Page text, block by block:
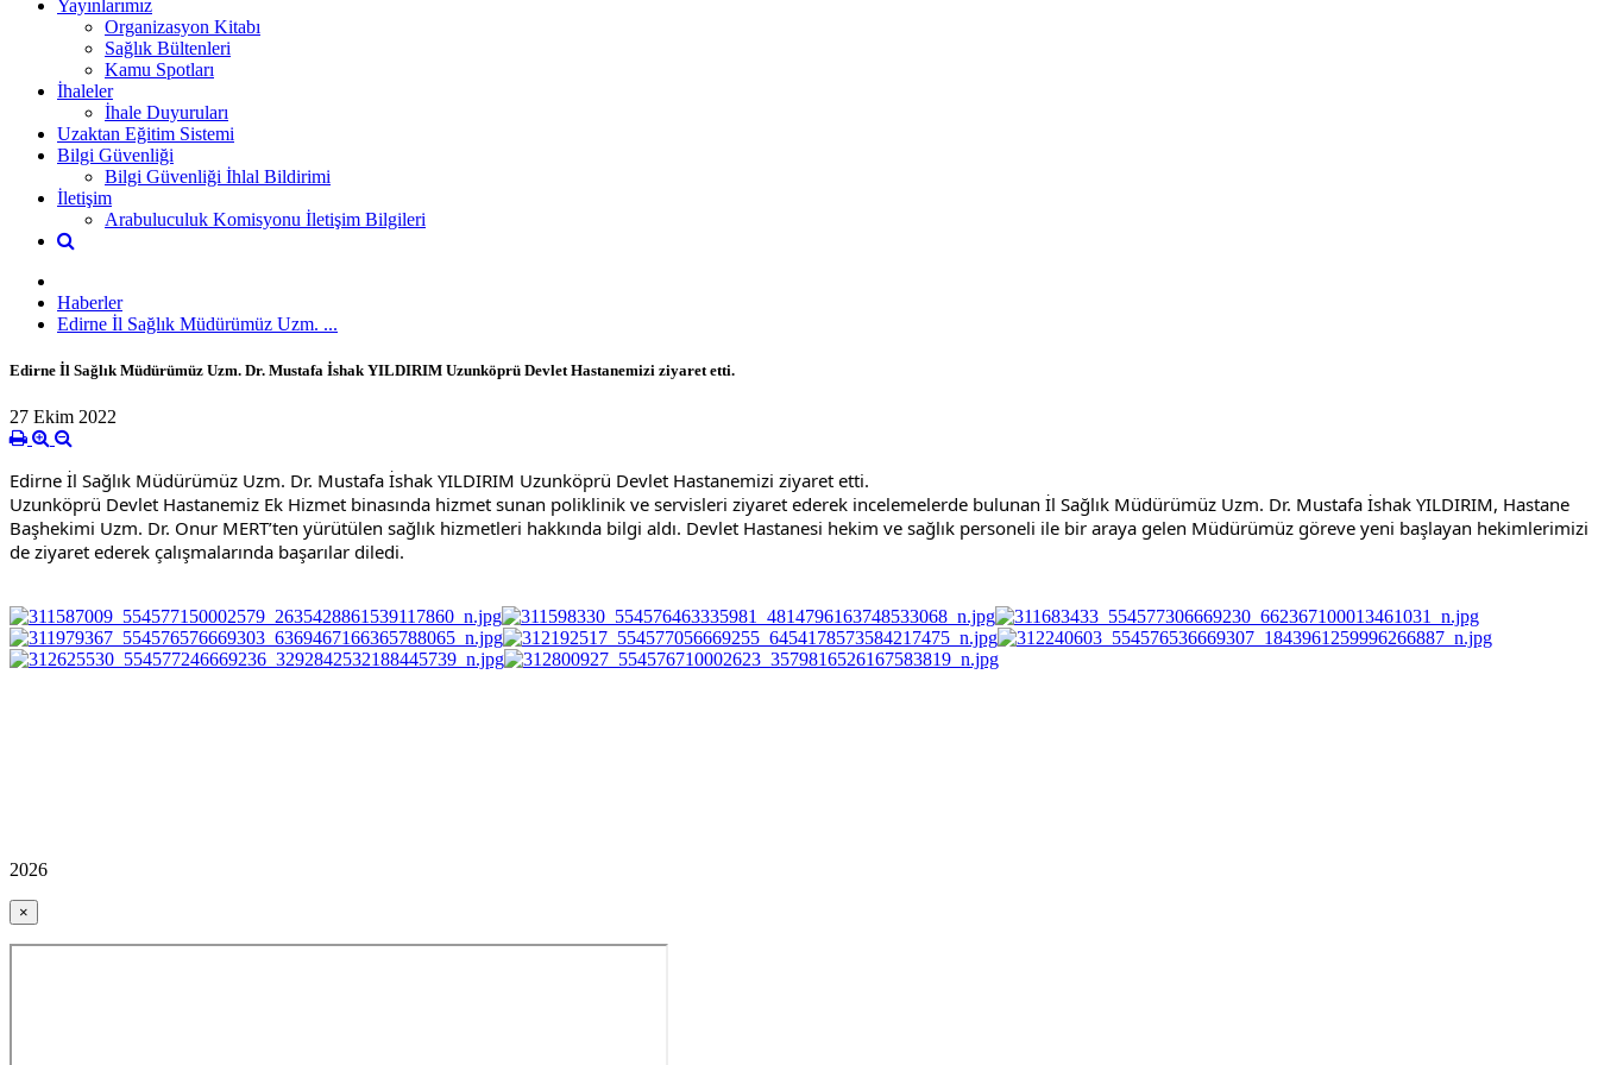
Yayınlarımız
Organizasyon Kitabı
Sağlık Bültenleri
Kamu Spotları
İhaleler
İhale Duyuruları
Uzaktan Eğitim Sistemi
Bilgi Güvenliği
Bilgi Güvenliği İhlal Bildirimi
İletişim
Arabuluculuk Komisyonu İletişim Bilgileri
Haberler
Edirne İl Sağlık Müdürümüz Uzm. ...
Edirne İl Sağlık Müdürümüz Uzm. Dr. Mustafa İshak YILDIRIM Uzunköprü Devlet Hastanemizi ziyaret etti.
27 Ekim 2022
Edirne İl Sağlık Müdürümüz Uzm. Dr. Mustafa İshak YILDIRIM Uzunköprü Devlet Hastanemizi ziyaret etti.
Uzunköprü Devlet Hastanemiz Ek Hizmet binasında hizmet sunan poliklinik ve servisleri ziyaret ederek incelemelerde bulunan İl Sağlık Müdürümüz Uzm. Dr. Mustafa İshak YILDIRIM, Hastane
Başhekimi Uzm. Dr. Onur MERT’ten yürütülen sağlık hizmetleri hakkında bilgi aldı. Devlet Hastanesi hekim ve sağlık personeli ile bir araya gelen Müdürümüz göreve yeni başlayan hekimlerimizi
de ziyaret ederek çalışmalarında başarılar diledi.
2026
×